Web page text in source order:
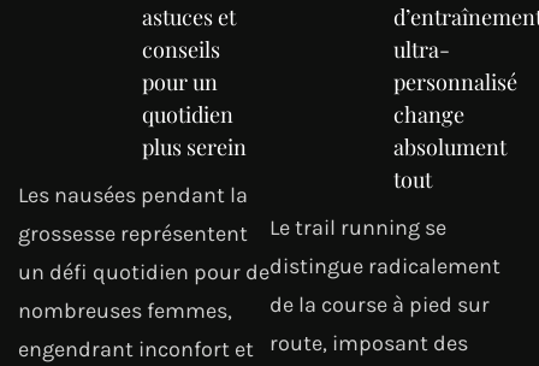
astuces et
conseils
pour un
quotidien
plus serein
Les nausées pendant la
grossesse représentent
un défi quotidien pour de
nombreuses femmes,
engendrant inconfort et
ultra-
personnalisé
change
absolument
tout
Le trail running se
distingue radicalement
de la course à pied sur
route, imposant des